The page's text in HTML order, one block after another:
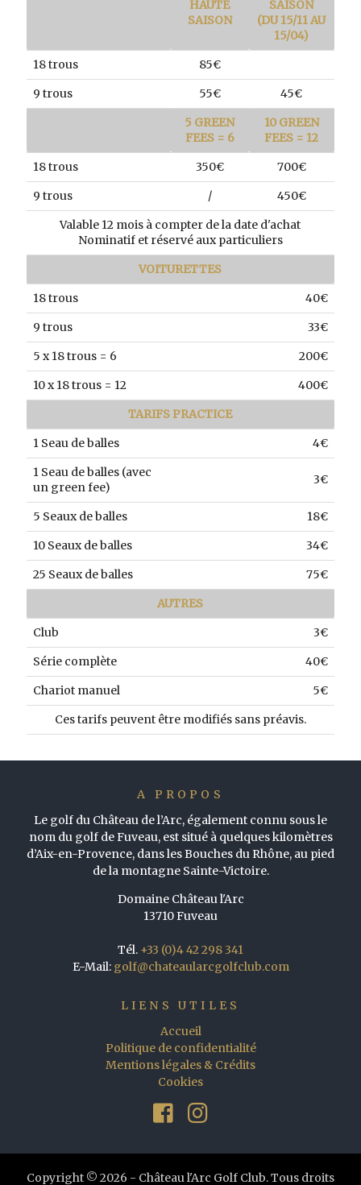
HAUTE
SAISON
SAISON
(DU 15/11 AU
15/04)
18 trous
85€
9 trous
55€
45€
5 GREEN
FEES = 6
10 GREEN
FEES = 12
18 trous
350€
700€
9 trous
/
450€
Valable 12 mois à compter de la date d'achat
Nominatif et réservé aux particuliers
VOITURETTES
18 trous
40€
9 trous
33€
5 x 18 trous = 6
200€
10 x 18 trous = 12
400€
TARIFS PRACTICE
1 Seau de balles
4€
1 Seau de balles (avec
un green fee)
3€
5 Seaux de balles
18€
10 Seaux de balles
34€
25 Seaux de balles
75€
AUTRES
Club
3€
Série complète
40€
Chariot manuel
5€
Ces tarifs peuvent être modifiés sans préavis.
A PROPOS
Le golf du Château de l’Arc, également connu sous le
nom du golf de Fuveau, est situé à quelques kilomètres
d’Aix-en-Provence, dans les Bouches du Rhône, au pied
de la montagne Sainte-Victoire.
Domaine Château l'Arc
13710 Fuveau
Tél. +33 (0)4 42 298 341
E-Mail: golf@chateaularcgolfclub.com
LIENS UTILES
Accueil
Politique de confidentialité
Mentions légales & Crédits
Cookies
Copyright © 2026 - Château l'Arc Golf Club. Tous droits